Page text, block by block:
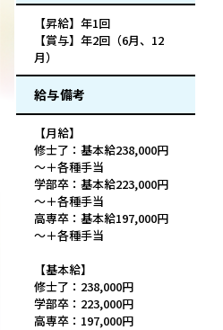
【昇給】年1回
【賞与】年2回（6月、12
月）
給与備考
【月給】
修士了：基本給238,000円
～＋各種手当
学部卒：基本給223,000円
～＋各種手当
高専卒：基本給197,000円
～＋各種手当
【基本給】
修士了：238,000円
学部卒：223,000円
高専卒：197,000円